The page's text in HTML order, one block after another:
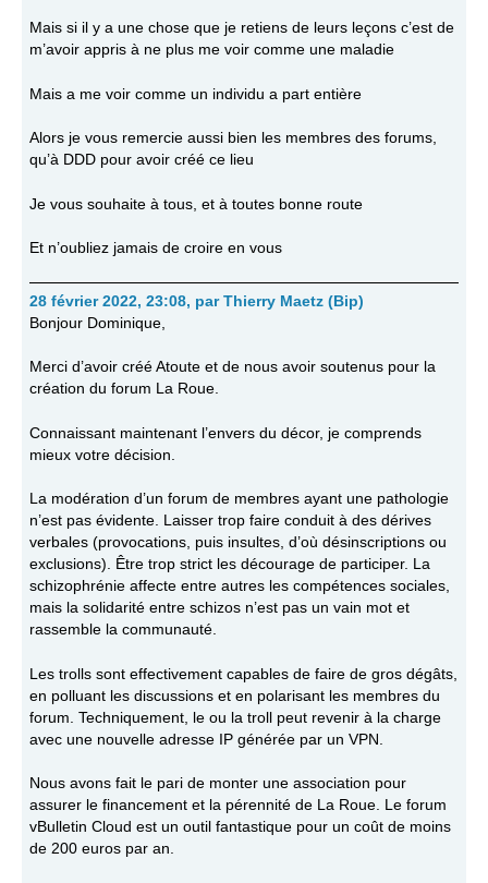
Mais si il y a une chose que je retiens de leurs leçons c’est de
m’avoir appris à ne plus me voir comme une maladie
Mais a me voir comme un individu a part entière
Alors je vous remercie aussi bien les membres des forums,
qu’à DDD pour avoir créé ce lieu
Je vous souhaite à tous, et à toutes bonne route
Et n’oubliez jamais de croire en vous
28 février 2022, 23:08, par Thierry Maetz (Bip)
Bonjour Dominique,
Merci d’avoir créé Atoute et de nous avoir soutenus pour la
création du forum La Roue.
Connaissant maintenant l’envers du décor, je comprends
mieux votre décision.
La modération d’un forum de membres ayant une pathologie
n’est pas évidente. Laisser trop faire conduit à des dérives
verbales (provocations, puis insultes, d’où désinscriptions ou
exclusions). Être trop strict les décourage de participer. La
schizophrénie affecte entre autres les compétences sociales,
mais la solidarité entre schizos n’est pas un vain mot et
rassemble la communauté.
Les trolls sont effectivement capables de faire de gros dégâts,
en polluant les discussions et en polarisant les membres du
forum. Techniquement, le ou la troll peut revenir à la charge
avec une nouvelle adresse IP générée par un VPN.
Nous avons fait le pari de monter une association pour
assurer le financement et la pérennité de La Roue. Le forum
vBulletin Cloud est un outil fantastique pour un coût de moins
de 200 euros par an.